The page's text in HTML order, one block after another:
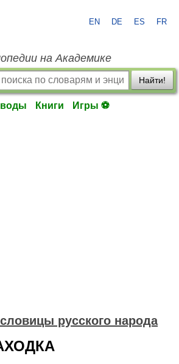
EN DE ES FR
на Академике
Найти!
Книги Игры ⚽
русского народа